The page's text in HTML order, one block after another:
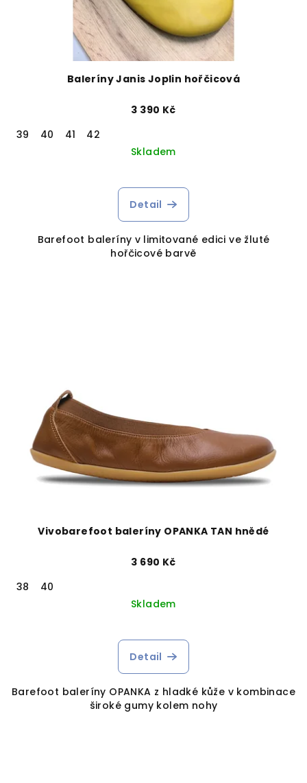
Baleríny Janis Joplin hořčicová
3 390 Kč
39
40 41
42
Skladem
hodnocení
produktu
z
5
Detail
Barefoot baleríny v limitované edici ve žluté
hořčicové barvě
Vivobarefoot baleríny OPANKA TAN hnědé
3 690 Kč
38
40
Skladem
Detail
Barefoot baleríny OPANKA z hladké kůže v kombinace
široké gumy kolem nohy